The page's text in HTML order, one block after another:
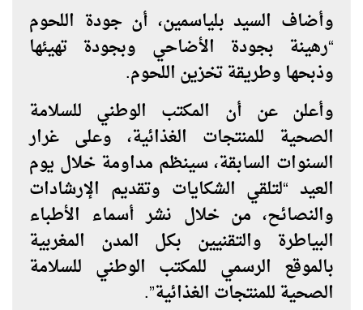
وأضاف السيد بلياسمين، أن جودة اللحوم
“رهينة بجودة الأضاحي وبجودة تهيئها
وذبحها وطريقة تخزين اللحوم.
وأعلن عن أن المكتب الوطني للسلامة
الصحية للمنتجات الغذائية، وعلى غرار
السنوات السابقة، سينظم مداومة خلال يوم
العيد “لتلقي الشكايات وتقديم الإرشادات
والنصائح، من خلال نشر أسماء الأطباء
البياطرة والتقنيين بكل المدن المغربية
بالموقع الرسمي للمكتب الوطني للسلامة
الصحية للمنتجات الغذائية”.